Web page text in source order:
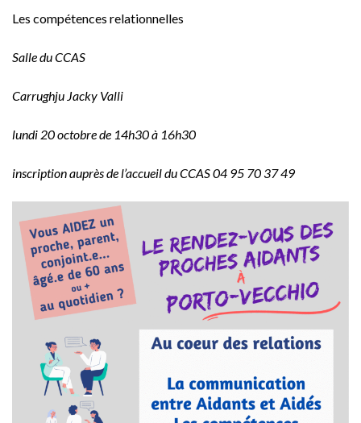
Les compétences relationnelles
Salle du CCAS
Carrughju Jacky Valli
lundi 20 octobre de 14h30 à 16h30
inscription auprès de l’accueil du CCAS 04 95 70 37 49